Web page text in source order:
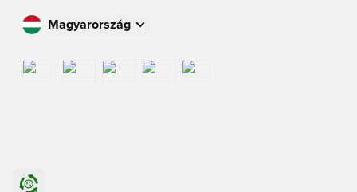
Magyarország
International